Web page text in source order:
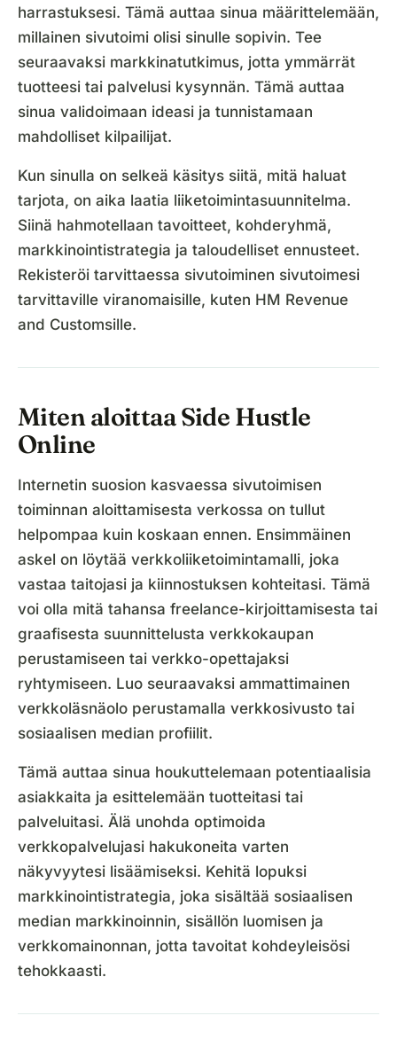
harrastuksesi. Tämä auttaa sinua määrittelemään,
millainen sivutoimi olisi sinulle sopivin. Tee
seuraavaksi markkinatutkimus, jotta ymmärrät
tuotteesi tai palvelusi kysynnän. Tämä auttaa
sinua validoimaan ideasi ja tunnistamaan
mahdolliset kilpailijat.
Kun sinulla on selkeä käsitys siitä, mitä haluat
tarjota, on aika laatia liiketoimintasuunnitelma.
Siinä hahmotellaan tavoitteet, kohderyhmä,
markkinointistrategia ja taloudelliset ennusteet.
Rekisteröi tarvittaessa sivutoiminen sivutoimesi
tarvittaville viranomaisille, kuten HM Revenue
and Customsille.
Miten aloittaa Side Hustle
Online
Internetin suosion kasvaessa sivutoimisen
toiminnan aloittamisesta verkossa on tullut
helpompaa kuin koskaan ennen. Ensimmäinen
askel on löytää verkkoliiketoimintamalli, joka
vastaa taitojasi ja kiinnostuksen kohteitasi. Tämä
voi olla mitä tahansa freelance-kirjoittamisesta tai
graafisesta suunnittelusta verkkokaupan
perustamiseen tai verkko-opettajaksi
ryhtymiseen. Luo seuraavaksi ammattimainen
verkkoläsnäolo perustamalla verkkosivusto tai
sosiaalisen median profiilit.
Tämä auttaa sinua houkuttelemaan potentiaalisia
asiakkaita ja esittelemään tuotteitasi tai
palveluitasi. Älä unohda optimoida
verkkopalvelujasi hakukoneita varten
näkyvyytesi lisäämiseksi. Kehitä lopuksi
markkinointistrategia, joka sisältää sosiaalisen
median markkinoinnin, sisällön luomisen ja
verkkomainonnan, jotta tavoitat kohdeyleisösi
tehokkaasti.